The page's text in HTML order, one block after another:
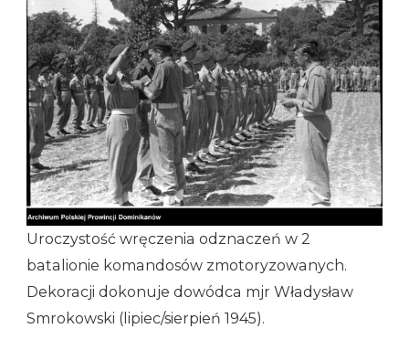
Uroczystość wręczenia odznaczeń w 2
batalionie komandosów zmotoryzowanych.
Dekoracji dokonuje dowódca mjr Władysław
Smrokowski (lipiec/sierpień 1945).